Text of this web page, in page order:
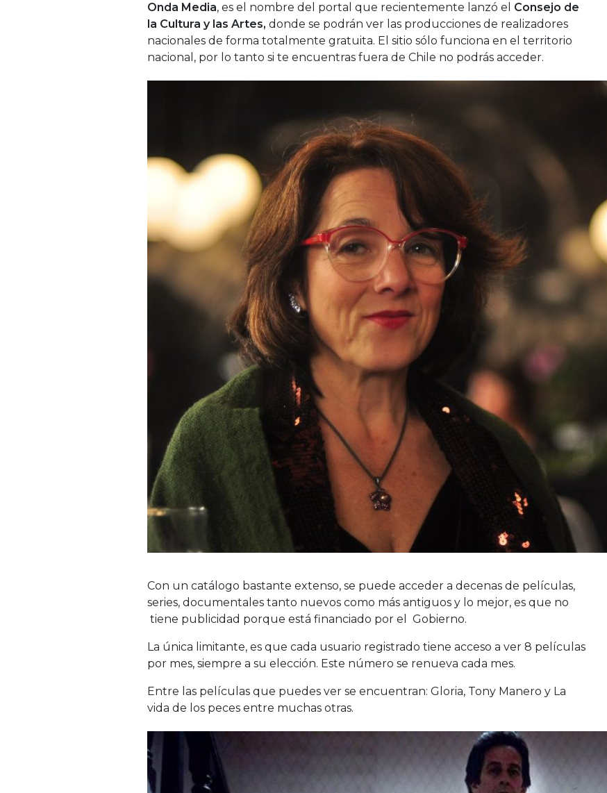
Onda Media, es el nombre del portal que recientemente lanzó el Consejo de
la Cultura y las Artes, donde se podrán ver las producciones de realizadores
nacionales de forma totalmente gratuita. El sitio sólo funciona en el territorio
nacional, por lo tanto si te encuentras fuera de Chile no podrás acceder.
Con un catálogo bastante extenso, se puede acceder a decenas de películas,
series, documentales tanto nuevos como más antiguos y lo mejor, es que no
tiene publicidad porque está financiado por el Gobierno.
La única limitante, es que cada usuario registrado tiene acceso a ver 8 películas
por mes, siempre a su elección. Este número se renueva cada mes.
Entre las películas que puedes ver se encuentran: Gloria, Tony Manero y La
vida de los peces entre muchas otras.